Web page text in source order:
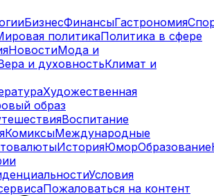
БизнесФинансыГастрономия
политикаПолитика в сфере
НовостиМода и
и духовностьКлимат и
Художественная
образ
Воспитание
КомиксыМеждународные
ИсторияЮморОбразование
Условия
Пожаловаться на контент